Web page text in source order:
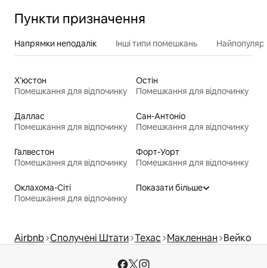
Пункти призначення
Напрямки неподалік Інші типи помешкань
Х’юстон
Помешкання для відпочинку
Остін
Помешкання для відпочинку
Даллас
Помешкання для відпочинку
Сан-Антоніо
Помешкання для відпочинку
Галвестон
Помешкання для відпочинку
Форт-Уорт
Помешкання для відпочинку
Оклахома-Сіті
Помешкання для відпочинку
Показати більше
Airbnb Сполучені Штати Техас Макленнан Вейко